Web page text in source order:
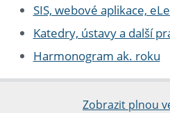
SIS, webové aplikace,
Katedry, ústavy a další
Harmonogram ak. roku
Zobrazit plnou